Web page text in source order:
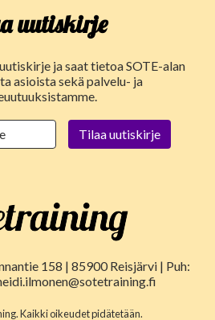
uutiskirje
ja saat tietoa SOTE-alan
asioista sekä palvelu- ja
158 | 85900 Reisjärvi | Puh:
Kaikki oikeudet pidätetään.